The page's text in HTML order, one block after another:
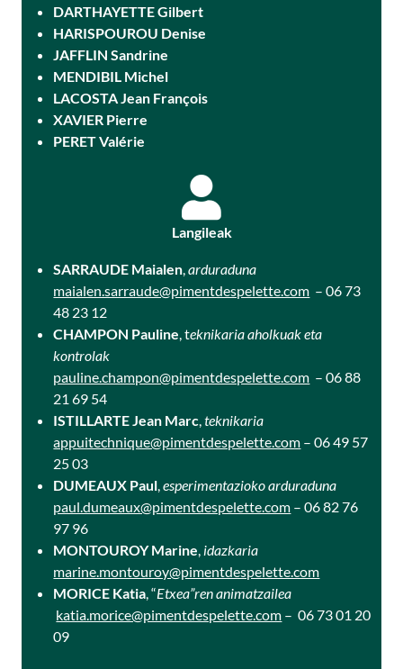
DARTHAYETTE Gilbert
HARISPOUROU Denise
JAFFLIN Sandrine
MENDIBIL Michel
LACOSTA Jean François
XAVIER Pierre
PERET Valérie
Langileak
SARRAUDE Maialen,arduraduna
maialen.sarraude@pimentdespelette.com – 06 73
48 23 12
CHAMPON Pauline, teknikaria aholkuak eta
kontrolak
pauline.champon@pimentdespelette.com – 06 88
21 69 54
ISTILLARTE Jean Marc,teknikaria
appuitechnique@pimentdespelette.com – 06 49 57
25 03
DUMEAUX Paul,esperimentazioko arduraduna
paul.dumeaux@pimentdespelette.com – 06 82 76
97 96
MONTOUROY Marine, idazkaria
marine.montouroy@pimentdespelette.com
MORICE Katia, “Etxea”ren animatzailea
katia.morice@pimentdespelette.com – 06 73 01 20
09